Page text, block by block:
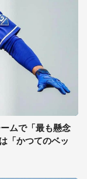
ムで「最も懸念
「かつてのベッ